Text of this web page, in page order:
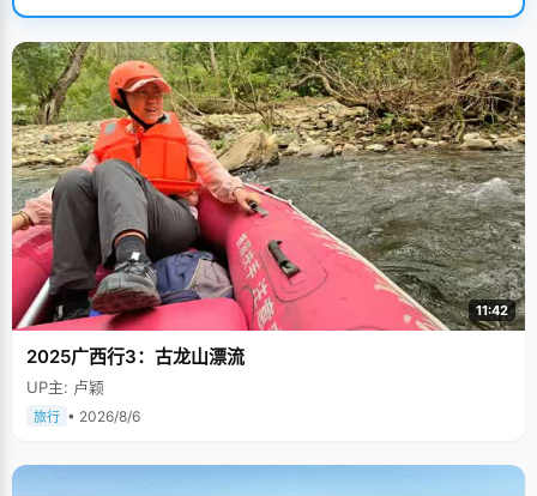
11:42
2025广西行3：古龙山漂流
UP主: 卢颖
旅行 • 2026/8/6